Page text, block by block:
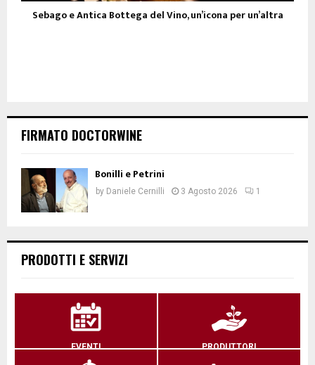
Sebago e Antica Bottega del Vino, un’icona per un’altra
FIRMATO DOCTORWINE
Bonilli e Petrini
by Daniele Cernilli 3 Agosto 2026 1
PRODOTTI E SERVIZI
EVENTI PRODUTTORI